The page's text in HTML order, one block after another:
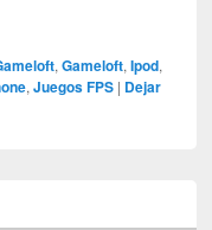
,Gameloft,Ipod,
,Juegos FPS | Dejar